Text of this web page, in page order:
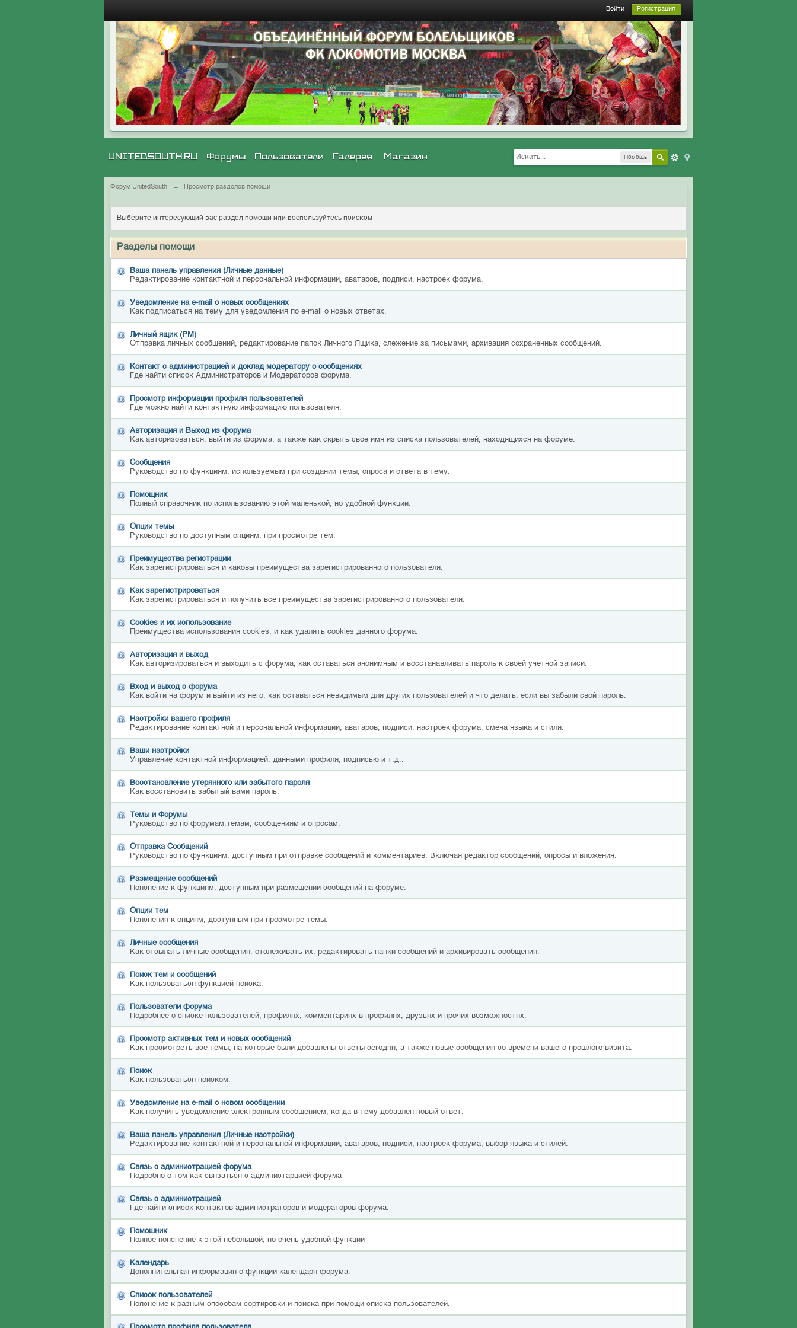
Войти Регистрация
Помощь
UNITEDSOUTH.RU Галерея Магазин
Форумы Пользователи
Форум UnitedSouth → Просмотр разделов помощи
Выберите интересующий вас раздел помощи или воспользуйтесь поиском
Разделы помощи
Ваша панель управления (Личные данные)
Редактирование контактной и персональной информации, аватаров, подписи, настроек форума.
Уведомление на e-mail о новых сообщениях
Как подписаться на тему для уведомления по e-mail о новых ответах.
Личный ящик (PM)
Отправка личных сообщений, редактирование папок Личного Ящика, слежение за письмами, архивация сохраненных сообщений.
Контакт с администрацией и доклад модератору о сообщениях
Где найти список Администраторов и Модераторов форума.
Просмотр информации профиля пользователей
Где можно найти контактную информацию пользователя.
Авторизация и Выход из форума
Как авторизоваться, выйти из форума, а также как скрыть свое имя из списка пользователей, находящихся на форуме.
Сообщения
Руководство по функциям, используемым при создании темы, опроса и ответа в тему.
Помощник
Полный справочник по использованию этой маленькой, но удобной функции.
Опции темы
Руководство по доступным опциям, при просмотре тем.
Преимущества регистрации
Как зарегистрироваться и каковы преимущества зарегистрированного пользователя.
Как зарегистрироваться
Как зарегистрироваться и получить все преимущества зарегистрированного пользователя.
Cookies и их использование
Преимущества использования cookies, и как удалять cookies данного форума.
Авторизация и выход
Как авторизироваться и выходить с форума, как оставаться анонимным и восстанавливать пароль к своей учетной записи.
Вход и выход с форума
Как войти на форум и выйти из него, как оставаться невидимым для других пользователей и что делать, если вы забыли свой пароль.
Настройки вашего профиля
Редактирование контактной и персональной информации, аватаров, подписи, настроек форума, смена языка и стиля.
Ваши настройки
Управление контактной информацией, данными профиля, подписью и т.д..
Восстановление утерянного или забытого пароля
Как восстановить забытый вами пароль.
Темы и Форумы
Руководство по форумам,темам, сообщениям и опросам.
Отправка Сообщений
Руководство по функциям, доступным при отправке сообщений и комментариев. Включая редактор сообщений, опросы и вложения.
Размещение сообщений
Пояснение к функциям, доступным при размещении сообщений на форуме.
Опции тем
Пояснения к опциям, доступным при просмотре темы.
Личные сообщения
Как отсылать личные сообщения, отслеживать их, редактировать папки сообщений и архивировать сообщения.
Поиск тем и сообщений
Как пользоваться функцией поиска.
Пользователи форума
Подробнее о списке пользователей, профилях, комментариях в профилях, друзьях и прочих возможностях.
Просмотр активных тем и новых сообщений
Как просмотреть все темы, на которые были добавлены ответы сегодня, а также новые сообщения со времени вашего прошлого визита.
Поиск
Как пользоваться поиском.
Уведомление на е-mail о новом сообщении
Как получить уведомление электронным сообщением, когда в тему добавлен новый ответ.
Ваша панель управления (Личные настройки)
Редактирование контактной и персональной информации, аватаров, подписи, настроек форума, выбор языка и стилей.
Связь с администрацией форума
Подробно о том как связаться с администарцией форума
Связь с администрацией
Где найти список контактов администраторов и модераторов форума.
Помошник
Полное пояснение к этой небольшой, но очень удобной функции
Календарь
Дополнительная информация о функции календаря форума.
Список пользователей
Пояснение к разным способам сортировки и поиска при помощи списка пользователей.